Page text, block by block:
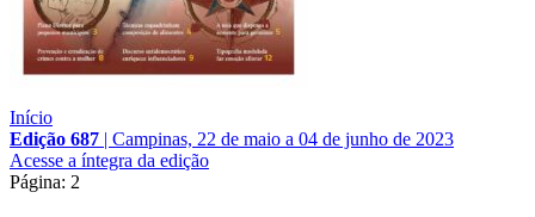
Início
Edição 687 | Campinas, 22 de maio a 04 de junho de 2023
Acesse a íntegra da edição
Página: 2